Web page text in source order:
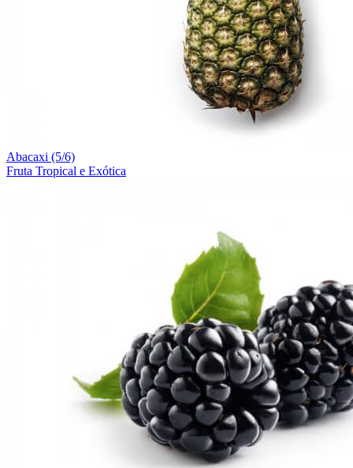
Abacaxi (5/6)
Fruta Tropical e Exótica